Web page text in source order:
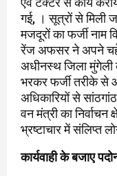
गई, । सूत्रों से मिली
मजदूरों का फर्जी नाम
रेंज अफसर ने अपने
अधीनस्थ जिला मुंगेली
भरकर फर्जी तरीके से
अधिकारियों से
वन मंत्री का
भ्रष्टाचार में संलिप्त
कार्यवाही के बजाए